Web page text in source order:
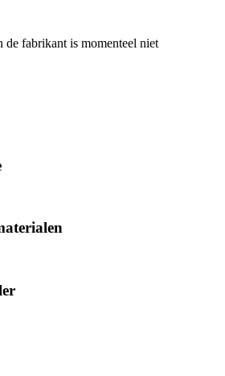
de fabrikant is momenteel niet